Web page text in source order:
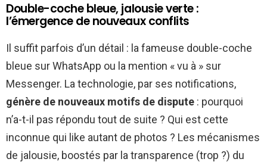
Double-coche bleue, jalousie verte :
l’émergence de nouveaux conflits
Il suffit parfois d’un détail : la fameuse double-coche
bleue sur WhatsApp ou la mention « vu à » sur
Messenger. La technologie, par ses notifications,
génère de nouveaux motifs de dispute : pourquoi
n’a-t-il pas répondu tout de suite ? Qui est cette
inconnue qui like autant de photos ? Les mécanismes
de jalousie, boostés par la transparence (trop ?) du